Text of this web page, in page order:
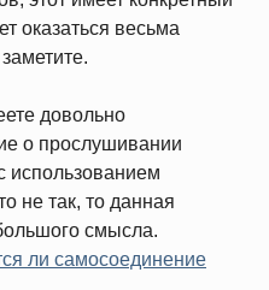
оказаться весьма
довольно
о прослушивании
использованием
не так, то данная
смысла.
ли самосоединение